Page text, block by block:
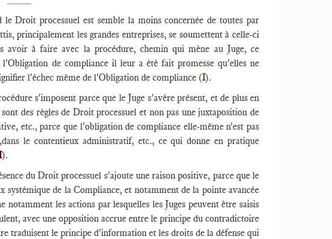
Droit processuel est semble la moins concernée de toutes par
principalement les grandes entreprises, se soumettent à celle-ci
avoir à faire avec la procédure, chemin qui mène au Juge, ce
de compliance il leur a été fait promesse qu'elles ne
l'échec même de l'Obligation de compliance (I).
s'imposent parce que le Juge s'avère présent, et de plus en
des règles de Droit processuel et non pas une juxtaposition de
etc., parce que l'obligation de compliance elle-même n'est pas
le contentieux administratif, etc., ce qui donne en pratique
).
du Droit processuel s'ajoute une raison positive, parce que le
de la Compliance, et notamment de la pointe avancée
notamment les actions par lesquelles les Juges peuvent être saisis
avec une opposition accrue entre le principe du contradictoire
traduisent le principe d'information et les droits de la défense qui